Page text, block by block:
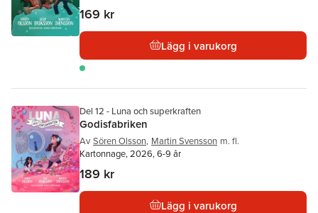
169 kr
Lägg i varukorg
Del 12 - Luna och superkraften
Godisfabriken
Av Sören Olsson, Martin Svensson m. fl.
Kartonnage, 2026, 6-9 år
189 kr
Lägg i varukorg